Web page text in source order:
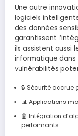
Une autre
logiciels
des données
garantissent
ils assistent aussi
informatique
vulnérabilités
🔒 Sécurité
📊 Applications
🤖 Intégration
performants